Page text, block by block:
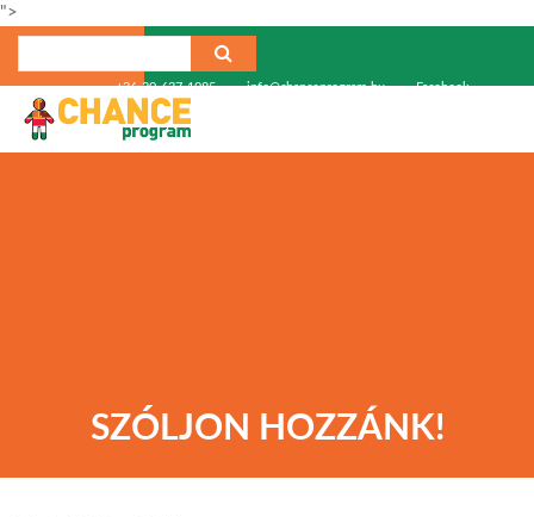
">
+36-30-637-1985 info@chanceprogram.hu Facebook
SZÓLJON HOZZÁNK!